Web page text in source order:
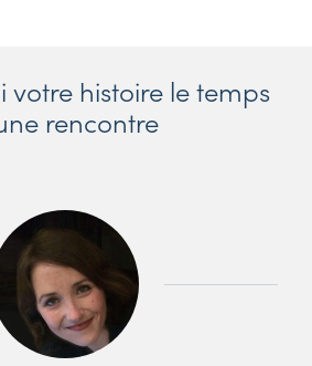
votre histoire le temps
rencontre